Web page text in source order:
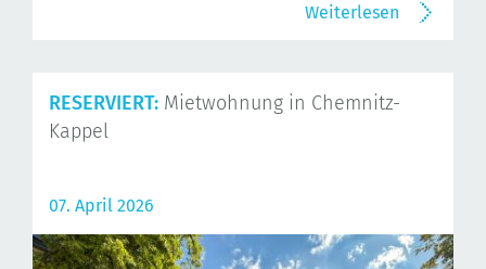
Weiterlesen
RESERVIERT: Mietwohnung in Chemnitz-
Kappel
07. April 2026